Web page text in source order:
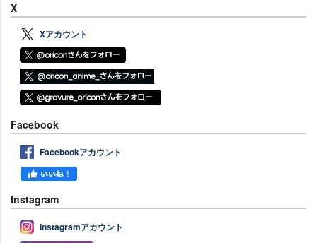
X
Xアカウント
Facebook
Facebookアカウント
Instagram
Instagramアカウント